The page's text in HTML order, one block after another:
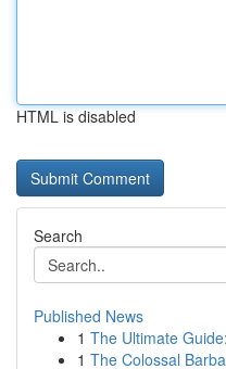
HTML is disabled
Search
Published News
1 The Ultimate
1 The Colossal